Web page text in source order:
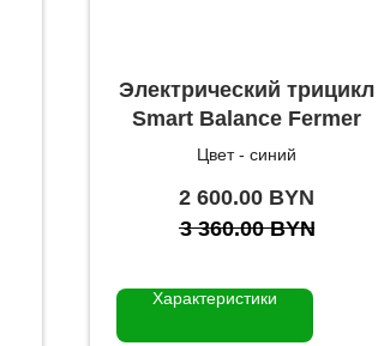
Электрический трицикл
Smart Balance Fermer
Цвет - синий
2 600.00 BYN
3 360.00 BYN
Характеристики